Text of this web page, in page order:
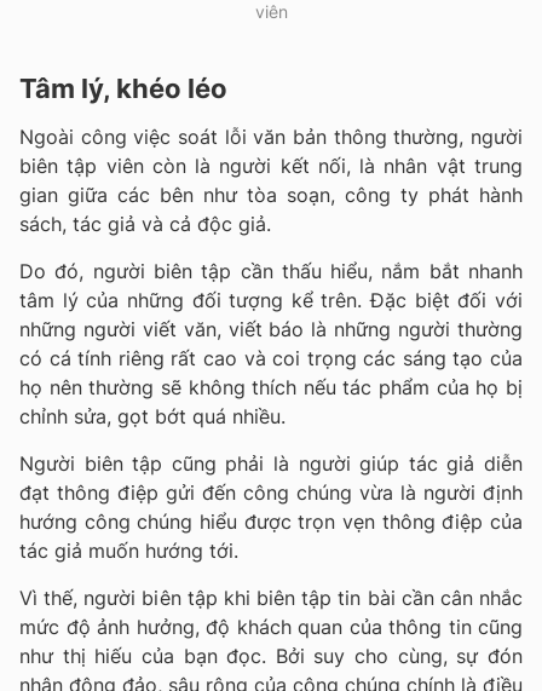
viên
Tâm lý, khéo léo
Ngoài công việc soát lỗi văn bản thông thường, người
biên tập viên còn là người kết nối, là nhân vật trung
gian giữa các bên như tòa soạn, công ty phát hành
sách, tác giả và cả độc giả.
Do đó, người biên tập cần thấu hiểu, nắm bắt nhanh
tâm lý của những đối tượng kể trên. Đặc biệt đối với
những người viết văn, viết báo là những người thường
có cá tính riêng rất cao và coi trọng các sáng tạo của
họ nên thường sẽ không thích nếu tác phẩm của họ bị
chỉnh sửa, gọt bớt quá nhiều.
Người biên tập cũng phải là người giúp tác giả diễn
đạt thông điệp gửi đến công chúng vừa là người định
hướng công chúng hiểu được trọn vẹn thông điệp của
tác giả muốn hướng tới.
Vì thế, người biên tập khi biên tập tin bài cần cân nhắc
mức độ ảnh hưởng, độ khách quan của thông tin cũng
như thị hiếu của bạn đọc. Bởi suy cho cùng, sự đón
nhận đông đảo, sâu rộng của công chúng chính là điều